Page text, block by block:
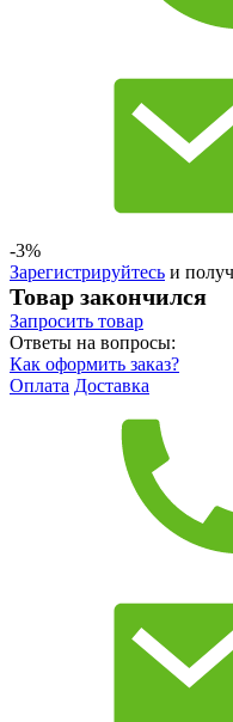
-3%
Зарегистрируйтесь и
Товар закончился
Запросить товар
Ответы на вопросы:
Как оформить заказ?
Оплата Доставка